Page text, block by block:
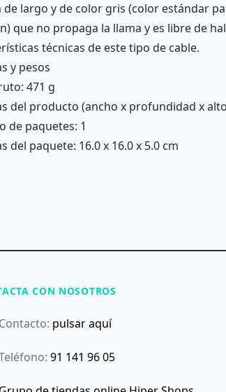
de largo y de color gris (color estándar
que no propaga la llama y es libre de
técnicas de este tipo de cable.
y pesos
471 g
del producto (ancho x profundidad x
de paquetes: 1
del paquete: 16.0 x 16.0 x 5.0 cm
CON NOSOTROS
Contacto: pulsar aquí
: 91 141 96 05